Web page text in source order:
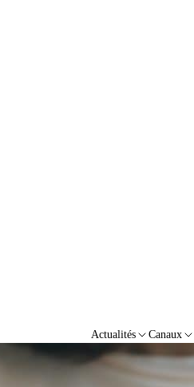
Actualités Canaux